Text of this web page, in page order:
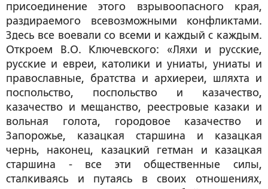
присоединение этого взрывоопасного края,
раздираемого всевозможными конфликтами.
Здесь все воевали со всеми и каждый с каждым.
Откроем В.О. Ключевского: «Ляхи и русские,
русские и евреи, католики и униаты, униаты и
православные, братства и архиереи, шляхта и
поспольство, поспольство и казачество,
казачество и мещанство, реестровые казаки и
вольная голота, городовое казачество и
Запорожье, казацкая старшина и казацкая
чернь, наконец, казацкий гетман и казацкая
старшина - все эти общественные силы,
сталкиваясь и путаясь в своих отношениях,